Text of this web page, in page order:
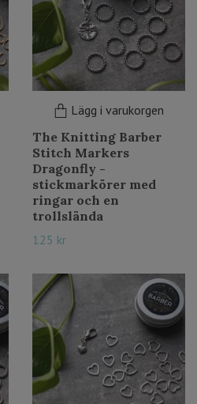
Lägg i varukorgen
The Knitting Barber
Stitch Markers
Dragonfly -
stickmarkörer med
ringar och en
trollslända
125 kr